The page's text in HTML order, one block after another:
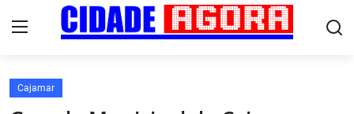
Início
Cajamar